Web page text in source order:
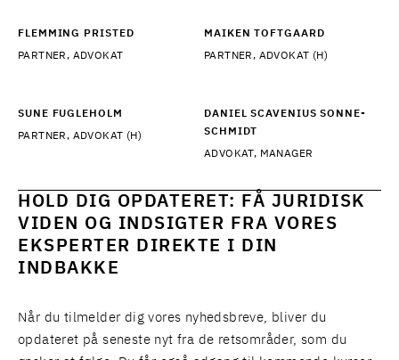
FLEMMING PRISTED
PARTNER, ADVOKAT
MAIKEN TOFTGAARD
PARTNER, ADVOKAT (H)
SUNE FUGLEHOLM
PARTNER, ADVOKAT (H)
DANIEL SCAVENIUS SONNE-
SCHMIDT
ADVOKAT, MANAGER
HOLD DIG OPDATERET: FÅ JURIDISK
VIDEN OG INDSIGTER FRA VORES
EKSPERTER DIREKTE I DIN
INDBAKKE
Når du tilmelder dig vores nyhedsbreve, bliver du
opdateret på seneste nyt fra de retsområder, som du